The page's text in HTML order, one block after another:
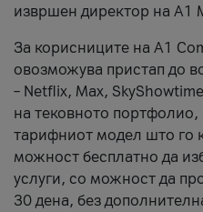
извршен директор на А1
За корисниците на A1
овозможува пристап до
– Netflix, Max,
на тековното портфолио,
тарифниот модел што го
можност бесплатно да
услуги, со можност да
30 дена, без